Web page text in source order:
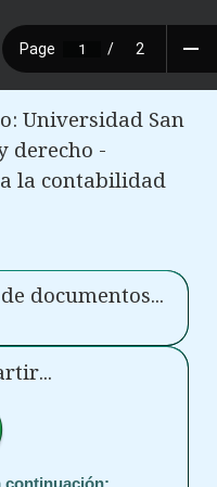
Universidad San
derecho -
la contabilidad
documentos...